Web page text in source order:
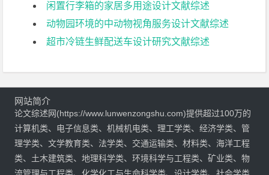
闲置行李箱的家居多用途设计文献综述
动物园环境的中动物视角服务设计文献综述
超市冷链生鲜配送车设计研究文献综述
网站简介
论文综述网(https://www.lunwenzongshu.com)提供超过100万的
计算机类、电子信息类、机械机电类、理工学类、经济学类、管
理学类、文学教育类、法学类、交通运输类、材料类、海洋工程
类、土木建筑类、地理科学类、环境科学与工程类、矿业类、物